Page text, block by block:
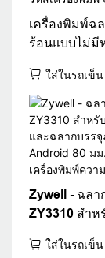
เครื่องพิมพ์ฉ
ร้อนแบบไม่มี
System
BARCODE
QR รหัสเครื่
USB+RS
ใส่ในรถเข็น
Zywell - ฉลา
ZY3310 สำห
Android 80
ใส่ในรถเข็น